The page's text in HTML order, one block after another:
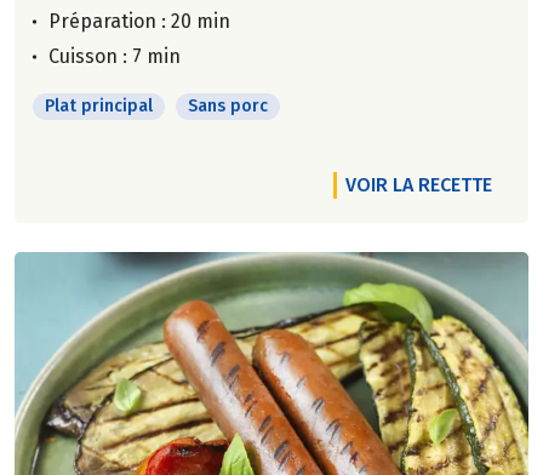
Préparation : 20 min
Cuisson : 7 min
Plat principal Sans porc
VOIR LA RECETTE